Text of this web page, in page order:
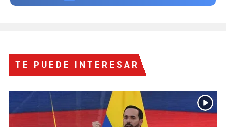
TE PUEDE INTERESAR